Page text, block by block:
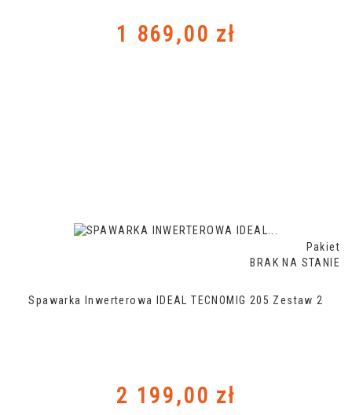
Cena
1 869,00 zł
Pakiet
BRAK NA STANIE
Spawarka Inwerterowa IDEAL TECNOMIG 205 Zestaw 2
Cena
2 199,00 zł